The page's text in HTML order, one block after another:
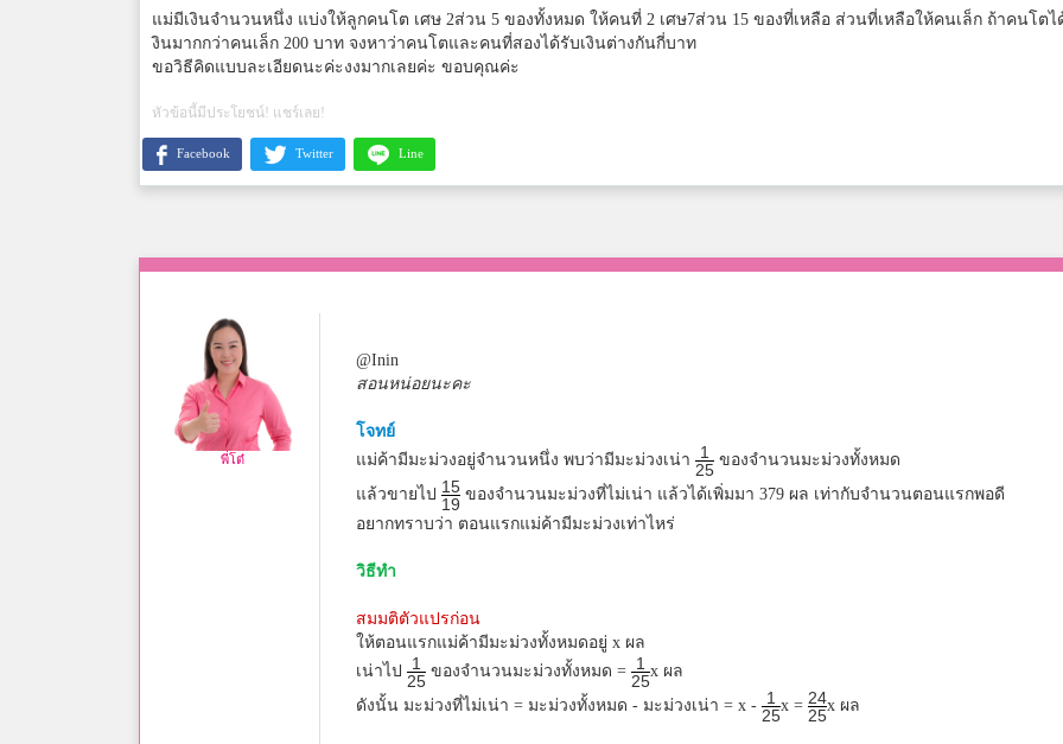
แม่มีเงินจำนวนหนึ่ง แบ่งให้ลูกคนโต เศษ 2ส่วน 5 ของทั้งหมด ให้คนที่ 2 เศษ7ส่วน 15 ของที่เหลือ ส่วนที่เหลือให้คนเล็ก ถ้าคนโตไ
งินมากกว่าคนเล็ก 200 บาท จงหาว่าคนโตและคนที่สองได้รับเงินต่างกันกี่บาท
ขอวิธีคิดแบบละเอียดนะค่ะงงมากเลยค่ะ ขอบคุณค่ะ
หัวข้อนี้มีประโยชน์! แชร์เลย!
Facebook Twitter Line
พี่โต๋
@Inin
สอนหน่อยนะคะ
โจทย์
แม่ค้ามีมะม่วงอยู่จำนวนหนึ่ง พบว่ามีมะม่วงเน่า
1
25
ของจำนวนมะม่วงทั้งหมด
แล้วขายไป 15
19
ของจำนวนมะม่วงที่ไม่เน่า แล้วได้เพิ่มมา 379 ผล เท่ากับจำนวนตอนแรกพอดี
อยากทราบว่า ตอนแรกแม่ค้ามีมะม่วงเท่าไหร่
วิธีทำ
สมมติตัวแปรก่อน
ให้ตอนแรกแม่ค้ามีมะม่วงทั้งหมดอยู่ x ผล
เน่าไป
1
25
ของจำนวนมะม่วงทั้งหมด = 1
25
x ผล
ดังนั้น มะม่วงที่ไม่เน่า = มะม่วงทั้งหมด - มะม่วงเน่า = x - 1
25
x = 24
25
x ผล